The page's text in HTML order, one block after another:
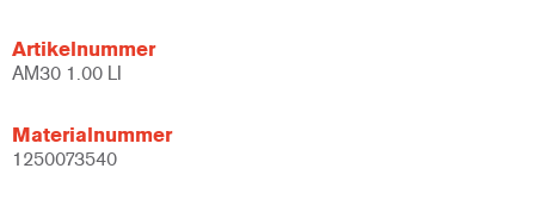
Artikelnummer
AM30 1.00 LI
Materialnummer
1250073540